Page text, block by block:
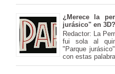
¿Merece la
jurásico" en 3D?
Redactor: La
fui sola al
"Parque
con estas